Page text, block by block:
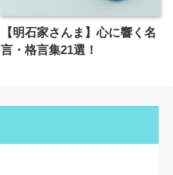
【明石家さんま】心に響く名
言・格言集21選！